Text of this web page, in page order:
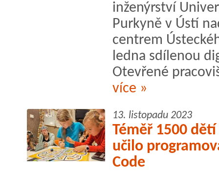
inženýrství
Purkyně v Ústí
centrem
ledna sdílenou
Otevřené
více »
13. listopadu 2023
Téměř 1500
učilo
Code